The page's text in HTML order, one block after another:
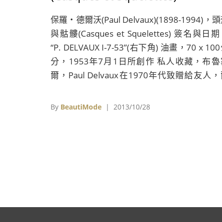
保羅‧德爾沃(Paul Delvaux)(1898-1994)，頭
與骷髏(Casques et Squelettes) 簽名與日期
“P. DELVAUX I-7-53”(右下角) 油畫，70 x
分，1953年7月1日所創作 私人收藏，布魯
爾，Paul Delvaux在1970年代致贈給友人，
現在倫敦佳士得拍賣會，2013年6月19日在倫
By BeautiMode | 2013/10/28